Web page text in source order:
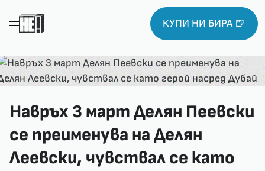
КУПИ НИ БИРА 🍺
Навръх 3 март Делян Пеевски
се преименува на Делян
Леевски, чувствал се като